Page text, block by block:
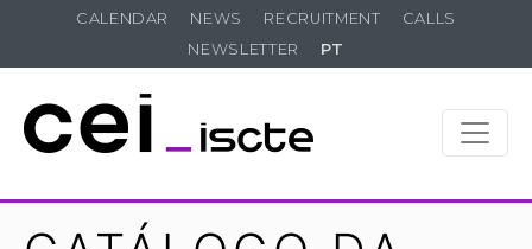
CALENDAR NEWS RECRUITMENT
CALLS
NEWSLETTER
PT